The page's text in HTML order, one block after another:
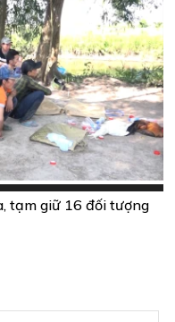
tạm giữ 16 đối tượng